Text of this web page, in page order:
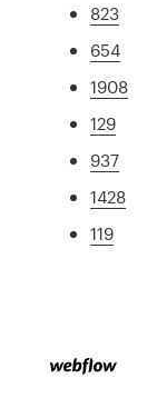
823
654
1908
129
937
1428
119